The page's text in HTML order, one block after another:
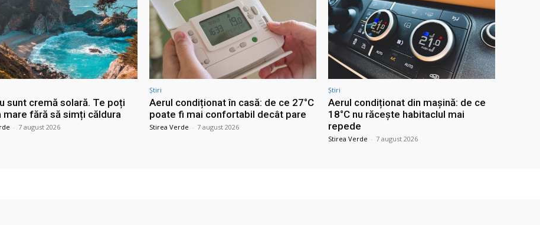
sunt cremă solară. Te poți
mare fără să simți căldura
- 7 august 2026
Știri
Aerul condiționat în casă: de ce 27°C
poate fi mai confortabil decât pare
Stirea Verde - 7 august 2026
Știri
Aerul condiționat din mașină: de ce
18°C nu răcește habitaclul mai
repede
Stirea Verde - 7 august 2026